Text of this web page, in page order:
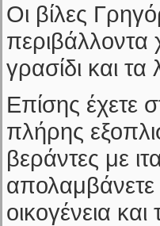
Οι βίλες
περιβάλλοντα
γρασίδι και τα
Επίσης έχετε
πλήρης
βεράντες με
απολαμβάνετε
οικογένεια